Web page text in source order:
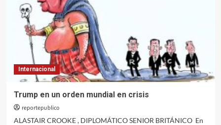
en
Occidente?
Internacional
Trump en un orden mundial en crisis
reportepublico
ALASTAIR CROOKE , DIPLOMÁTICO SENIOR BRITÁNICO En